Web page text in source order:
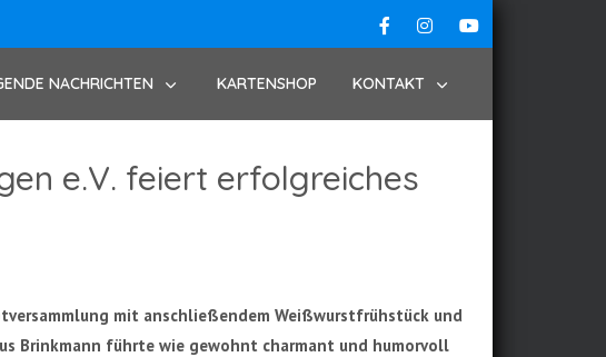
NACHRICHTEN KARTENSHOP KONTAKT
e.V. feiert erfolgreiches
mit anschließendem Weißwurstfrühstück und
Brinkmann führte wie gewohnt charmant und humorvoll